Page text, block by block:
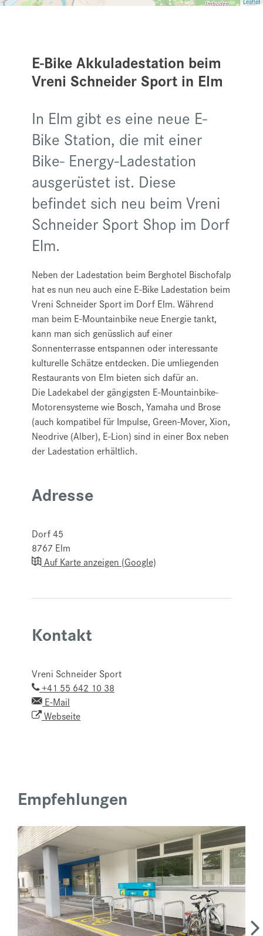
E-Bike Akkuladestation beim
Vreni Schneider Sport in Elm
In Elm gibt es eine neue E-
Bike Station, die mit einer
Bike- Energy-Ladestation
ausgerüstet ist. Diese
befindet sich neu beim Vreni
Schneider Sport Shop im Dorf
Elm.
Neben der Ladestation beim Berghotel Bischofalp
hat es nun neu auch eine E-Bike Ladestation beim
Vreni Schneider Sport im Dorf Elm. Während
man beim E-Mountainbike neue Energie tankt,
kann man sich genüsslich auf einer
Sonnenterrasse entspannen oder interessante
kulturelle Schätze entdecken. Die umliegenden
Restaurants von Elm bieten sich dafür an.
Die Ladekabel der gängigsten E-Mountainbike-
Motorensysteme wie Bosch, Yamaha und Brose
(auch kompatibel für Impulse, Green-Mover, Xion,
Neodrive (Alber), E-Lion) sind in einer Box neben
der Ladestation erhältlich.
Adresse
Dorf 45
8767 Elm
Auf Karte anzeigen (Google)
Kontakt
Vreni Schneider Sport
+41 55 642 10 38
E-Mail
Webseite
Empfehlungen